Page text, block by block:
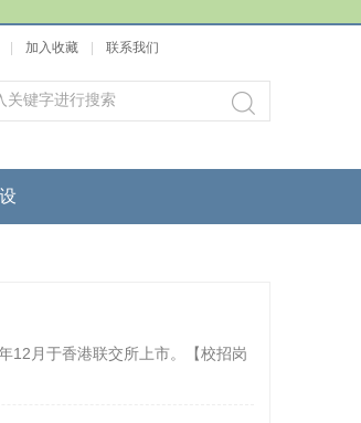
加入收藏 联系我们
12月于香港联交所上市。【校招岗